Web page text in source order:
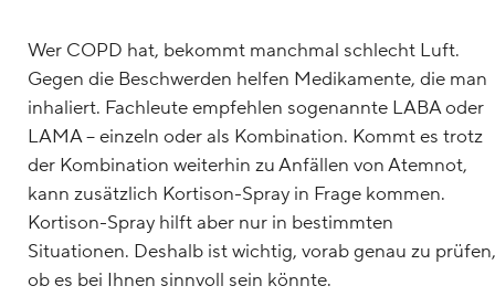
Wer COPD hat, bekommt manchmal schlecht Luft.
Gegen die Beschwerden helfen Medikamente, die man
inhaliert. Fachleute empfehlen sogenannte LABA oder
LAMA – einzeln oder als Kombination. Kommt es trotz
der Kombination weiterhin zu Anfällen von Atemnot,
kann zusätzlich Kortison-Spray in Frage kommen.
Kortison-Spray hilft aber nur in bestimmten
Situationen. Deshalb ist wichtig, vorab genau zu prüfen,
ob es bei Ihnen sinnvoll sein könnte.